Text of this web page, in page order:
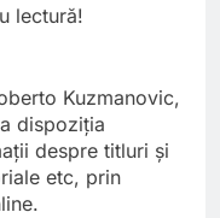
lectură!
Kuzmanovic,
dispoziția
despre titluri și
etc, prin